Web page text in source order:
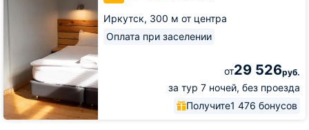
Иркутск, 300 м от центра
Оплата при заселении
от29 526руб.
за тур 7 ночей, без проезда
Получите1 476 бонусов